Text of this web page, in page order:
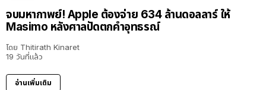
จบมหากาพย์! Apple ต้องจ่าย 634 ล้านดอลลาร์ ให้
Masimo หลังศาลปัดตกคำอุทธรณ์
โดย Thitirath Kinaret
19 วันที่แล้ว
อ่านเพิ่มเติม